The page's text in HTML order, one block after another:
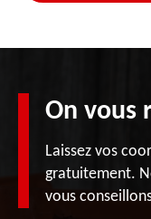
On vous
Laissez vos
gratuitement.
vous